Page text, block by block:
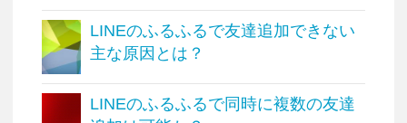
LINEのふるふるで友達追加できない
主な原因とは？
LINEのふるふるで同時に複数の友達